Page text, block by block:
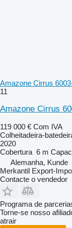
Amazone Cirrus
11
Amazone Cirrus
119 000 € Com IVA
Colheitadeira-
2020
Cobertura 6 m
Alemanha, Kunde
Merkantil Export-
Contacte o vendedor
Programa de
Torne-se nosso
atrair